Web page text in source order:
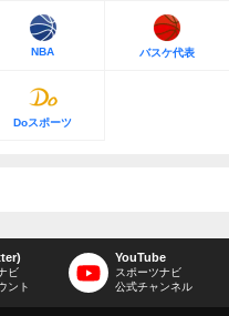
NBA バスケ代表
Doスポーツ
ビ
ント
YouTube
スポーツナビ
公式チャンネル